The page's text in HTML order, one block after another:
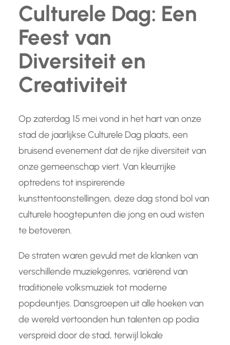
Culturele Dag: Een
Feest van
Diversiteit en
Creativiteit
Op zaterdag 15 mei vond in het hart van onze
stad de jaarlijkse Culturele Dag plaats, een
bruisend evenement dat de rijke diversiteit van
onze gemeenschap viert. Van kleurrijke
optredens tot inspirerende
kunsttentoonstellingen, deze dag stond bol van
culturele hoogtepunten die jong en oud wisten
te betoveren.
De straten waren gevuld met de klanken van
verschillende muziekgenres, variërend van
traditionele volksmuziek tot moderne
popdeuntjes. Dansgroepen uit alle hoeken van
de wereld vertoonden hun talenten op podia
verspreid door de stad, terwijl lokale